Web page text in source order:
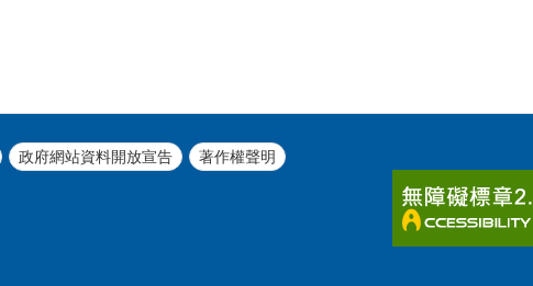
政府網站資料開放宣告 著作權聲明